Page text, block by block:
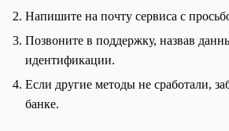
Напишите на почту сервиса с
Позвоните в поддержку, назвав
идентификации.
Если другие методы не сработали,
банке.